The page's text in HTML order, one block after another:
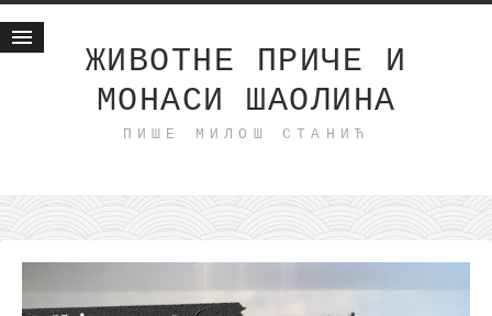
ЖИВОТНЕ ПРИЧЕ И
МОНАСИ ШАОЛИНА
ПИШЕ МИЛОШ СТАНИЋ
Животне приче
интернет пословање
исхраном до здравља